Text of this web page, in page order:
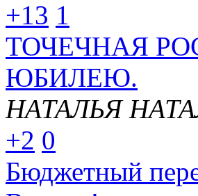
+13 1
ТОЧЕЧНАЯ
ЮБИЛЕЮ.
НАТАЛЬЯ
+2 0
Бюджетный